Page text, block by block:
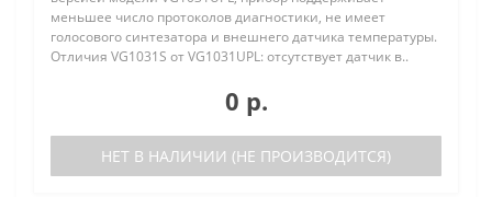
меньшее число протоколов диагностики, не имеет
голосового синтезатора и внешнего датчика температуры.
Отличия VG1031S от VG1031UPL: отсутствует датчик в..
0 р.
НЕТ В НАЛИЧИИ (НЕ ПРОИЗВОДИТСЯ)